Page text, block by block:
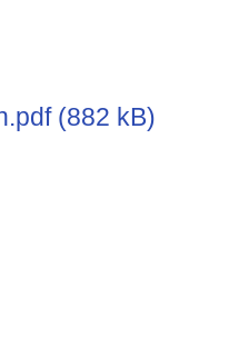
(882 kB)